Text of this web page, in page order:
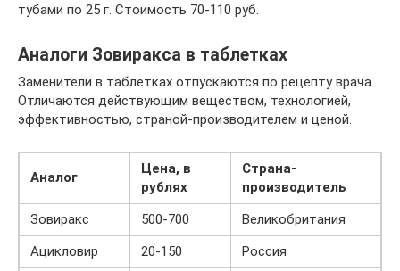
тубами по 25 г. Стоимость 70-110 руб.
Аналоги Зовиракса в таблетках
Заменители в таблетках отпускаются по рецепту врача.
Отличаются действующим веществом, технологией,
эффективностью, страной-производителем и ценой.
Аналог
Цена, в
рублях
Страна-
производитель
Зовиракс
500-700
Великобритания
Ацикловир
20-150
Россия